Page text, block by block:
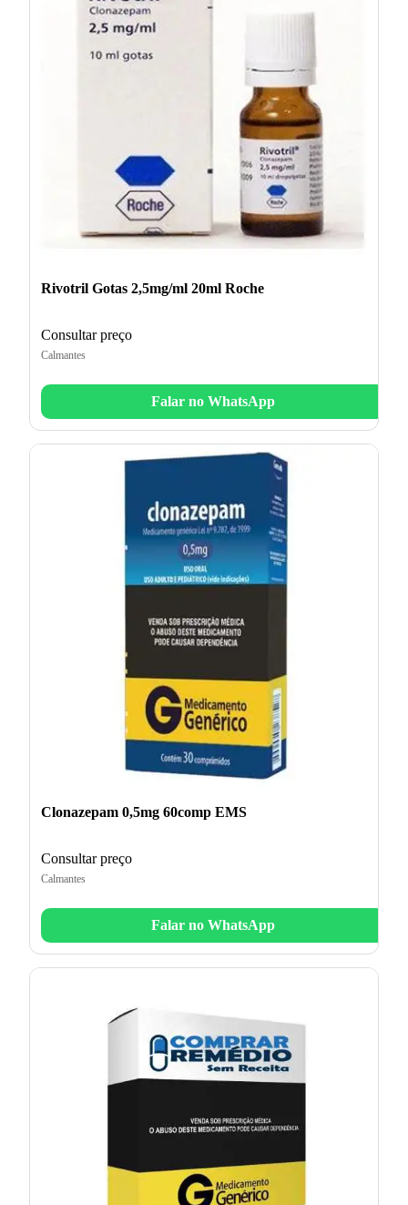
Rivotril Gotas 2,5mg/ml 20ml Roche
Consultar preço
Calmantes
Falar no WhatsApp
Clonazepam 0,5mg 60comp EMS
Consultar preço
Calmantes
Falar no WhatsApp